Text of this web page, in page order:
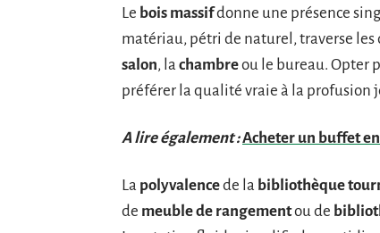
Le bois massifdonne une présence
matériau, pétri de naturel, traverse les
salon, la chambreou le bureau. Opter
préférer la qualité vraie à la profusion
A lire également :Acheter un buffet
La polyvalencede la bibliothèque
de meuble de rangementou de